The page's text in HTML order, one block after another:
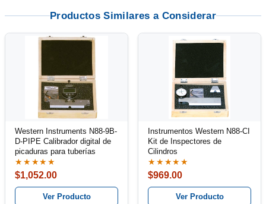
Productos Similares a Considerar
Western Instruments N88-9B-
D-PIPE Calibrador digital de
picaduras para tuberías
★★★★★
$1,052.00
Ver Producto
Instrumentos Western N88-CI
Kit de Inspectores de
Cilindros
★★★★★
$969.00
Ver Producto